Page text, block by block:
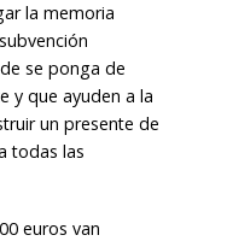
la memoria
se ponga de
y que ayuden a la
un presente de
todas las
euros van